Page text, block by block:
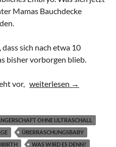
Mamas Bauchdecke
sich nach etwa 10
bisher vorborgen blieb.
vor, Was wird es denn? –
weiterlesen →
OHNE ULTRASCHALL
ÜBERRASCHUNGSBABY
WAS WIRD ES DENN?